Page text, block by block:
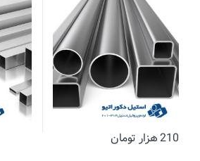
210هزار تومان